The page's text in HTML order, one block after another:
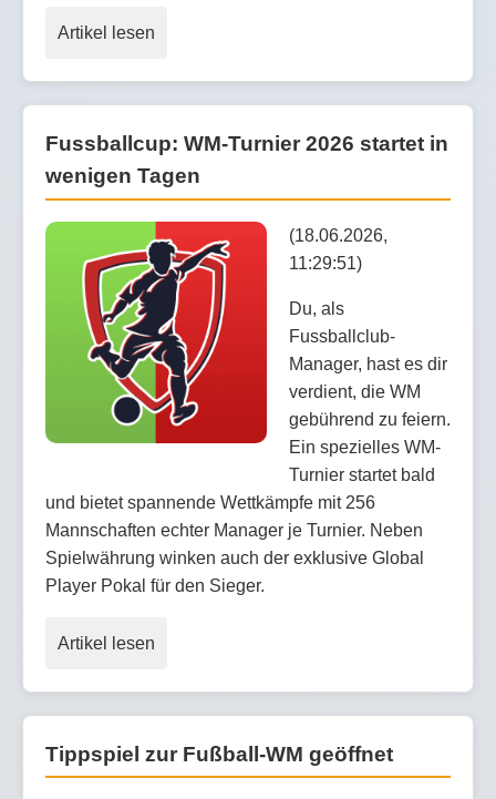
Artikel lesen
Fussballcup: WM-Turnier 2026 startet in
wenigen Tagen
(18.06.2026,
11:29:51)
Du, als
Fussballclub-
Manager, hast es dir
verdient, die WM
gebührend zu feiern.
Ein spezielles WM-
Turnier startet bald
und bietet spannende Wettkämpfe mit 256
Mannschaften echter Manager je Turnier. Neben
Spielwährung winken auch der exklusive Global
Player Pokal für den Sieger.
Artikel lesen
Tippspiel zur Fußball-WM geöffnet